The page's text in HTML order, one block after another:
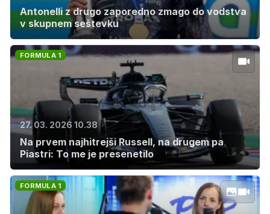
Antonelli z drugo zaporedno zmago do vodstva
v skupnem seštevku
FORMULA 1
27. 03. 2026 10.38
Na prvem najhitrejši Russell, na drugem pa
Piastri: To me je presenetilo
FORMULA 1